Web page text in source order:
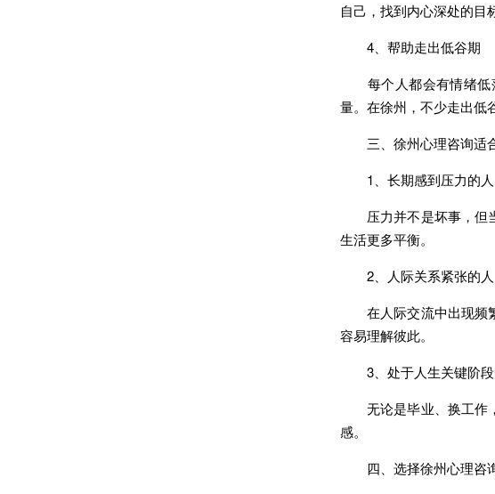
自己，找到内心深处的目
4、帮助走出低谷期
每个人都会有情绪低落
量。在徐州，不少走出低
三、徐州心理咨询适
1、长期感到压力的人
压力并不是坏事，但当
生活更多平衡。
2、人际关系紧张的人
在人际交流中出现频繁
容易理解彼此。
3、处于人生关键阶段
无论是毕业、换工作，
感。
四、选择徐州心理咨